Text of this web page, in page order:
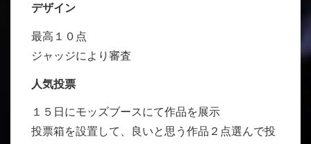
デザイン
最高１０点
ジャッジにより審査
人気投票
１５日にモッズブースにて作品を展示
投票箱を設置して、良いと思う作品２点選んで投